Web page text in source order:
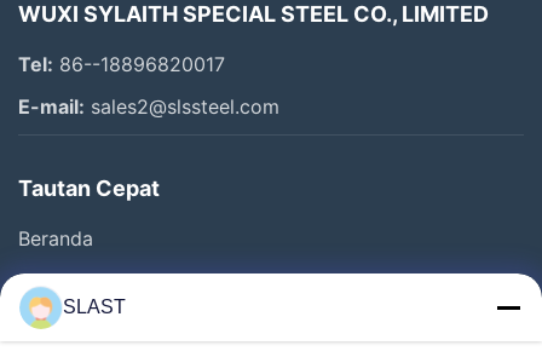
WUXI SYLAITH SPECIAL STEEL CO., LIMITED
Tel: 86--18896820017
E-mail: sales2@slssteel.com
Tautan Cepat
Beranda
Produk
Video
SLAST